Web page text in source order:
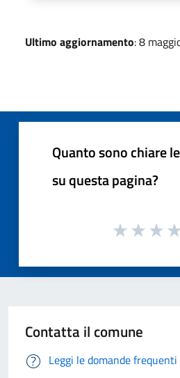
Ultimo aggiornamento: 8
Quanto sono chiare
su questa pagina?
Contatta il comune
Leggi le domande frequenti